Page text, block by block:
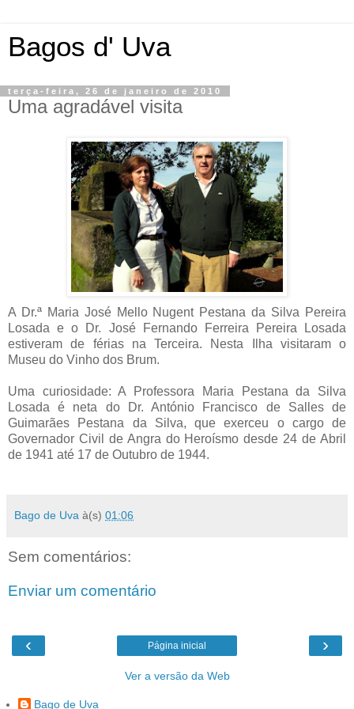
Bagos d' Uva
terça-feira, 26 de janeiro de 2010
Uma agradável visita
A Dr.ª Maria José Mello Nugent Pestana da Silva Pereira
Losada e o Dr. José Fernando Ferreira Pereira Losada
estiveram de férias na Terceira. Nesta Ilha visitaram o
Museu do Vinho dos Brum.
Uma curiosidade: A Professora Maria Pestana da Silva
Losada é neta do Dr. António Francisco de Salles de
Guimarães Pestana da Silva, que exerceu o cargo de
Governador Civil de Angra do Heroísmo desde 24 de Abril
de 1941 até 17 de Outubro de 1944.
Bago de Uva à(s) 01:06
Sem comentários:
Enviar um comentário
‹ ›
Página inicial
Ver a versão da Web
Bago de Uva